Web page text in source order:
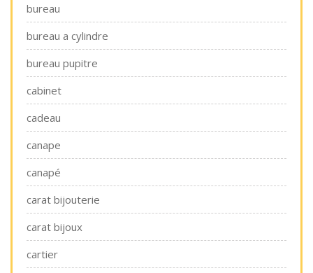
bureau
bureau a cylindre
bureau pupitre
cabinet
cadeau
canape
canapé
carat bijouterie
carat bijoux
cartier